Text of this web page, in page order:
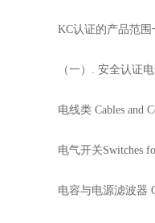
KC认证的产品范围
（一）. 安全认证
电线类 Cables and
电气开关Switches
电容与电源滤波器